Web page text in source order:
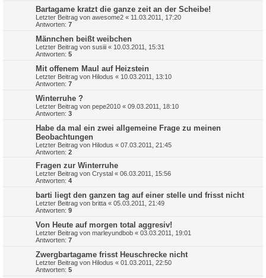
Bartagame kratzt die ganze zeit an der Scheibe!
Letzter Beitrag von awesome2 « 11.03.2011, 17:20
Antworten: 7
Männchen beißt weibchen
Letzter Beitrag von susiii « 10.03.2011, 15:31
Antworten: 5
Mit offenem Maul auf Heizstein
Letzter Beitrag von Hilodus « 10.03.2011, 13:10
Antworten: 7
Winterruhe ?
Letzter Beitrag von pepe2010 « 09.03.2011, 18:10
Antworten: 3
Habe da mal ein zwei allgemeine Frage zu meinen
Beobachtungen
Letzter Beitrag von Hilodus « 07.03.2011, 21:45
Antworten: 2
Fragen zur Winterruhe
Letzter Beitrag von Crystal « 06.03.2011, 15:56
Antworten: 4
barti liegt den ganzen tag auf einer stelle und frisst nicht
Letzter Beitrag von britta « 05.03.2011, 21:49
Antworten: 9
Von Heute auf morgen total aggresiv!
Letzter Beitrag von marleyundbob « 03.03.2011, 19:01
Antworten: 7
Zwergbartagame frisst Heuschrecke nicht
Letzter Beitrag von Hilodus « 01.03.2011, 22:50
Antworten: 5